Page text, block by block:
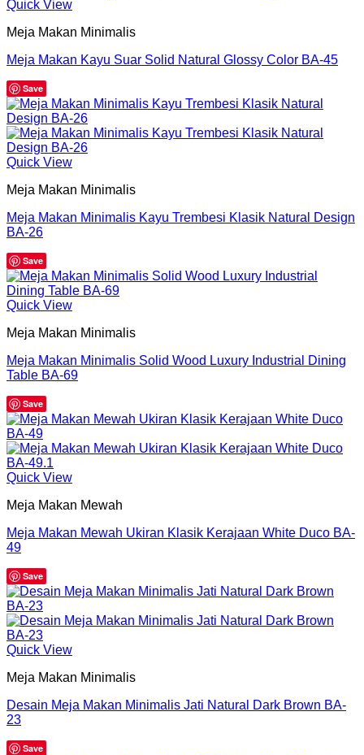
Quick View
Meja Makan Minimalis
Meja Makan Kayu Suar Solid Natural Glossy Color BA-45
Save
Quick View
Meja Makan Minimalis
Meja Makan Minimalis Kayu Trembesi Klasik Natural Design
BA-26
Save
Quick View
Meja Makan Minimalis
Meja Makan Minimalis Solid Wood Luxury Industrial Dining
Table BA-69
Save
Quick View
Meja Makan Mewah
Meja Makan Mewah Ukiran Klasik Kerajaan White Duco BA-
49
Save
Quick View
Meja Makan Minimalis
Desain Meja Makan Minimalis Jati Natural Dark Brown BA-
23
Save